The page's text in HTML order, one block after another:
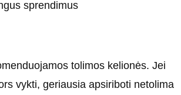
sprendimus
tolimos kelionės. Jei
vykti, geriausia apsiriboti netolima